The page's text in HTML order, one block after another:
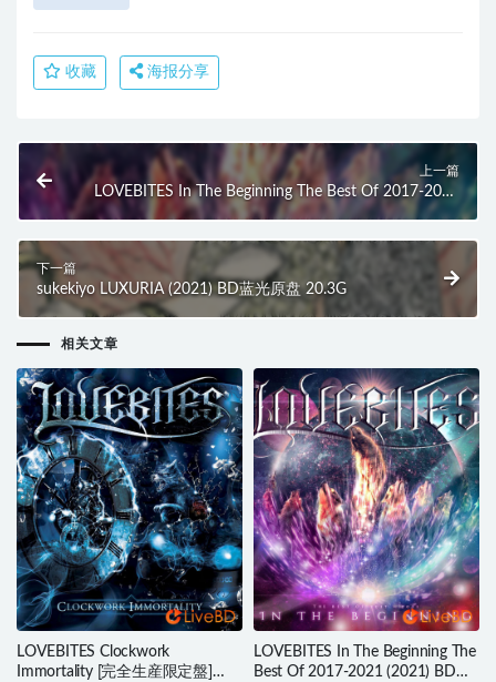
收藏 海报分享
上一篇
LOVEBITES In The Beginning The Best Of 2017-2021
(2021) BD蓝光原盘 16.1G
下一篇
sukekiyo LUXURIA (2021) BD蓝光原盘 20.3G
相关文章
LOVEBITES Clockwork
Immortality [完全生産限定盤]
LOVEBITES In The Beginning The
Best Of 2017-2021 (2021) BD蓝